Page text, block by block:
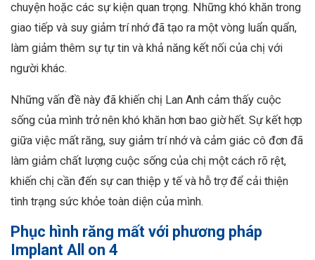
chuyện hoặc các sự kiện quan trọng. Những khó khăn trong
giao tiếp và suy giảm trí nhớ đã tạo ra một vòng luẩn quẩn,
làm giảm thêm sự tự tin và khả năng kết nối của chị với
người khác.
Những vấn đề này đã khiến chị Lan Anh cảm thấy cuộc
sống của mình trở nên khó khăn hơn bao giờ hết. Sự kết hợp
giữa việc mất răng, suy giảm trí nhớ và cảm giác cô đơn đã
làm giảm chất lượng cuộc sống của chị một cách rõ rệt,
khiến chị cần đến sự can thiệp y tế và hỗ trợ để cải thiện
tình trạng sức khỏe toàn diện của mình.
Phục hình răng mất với phương pháp
Implant All on 4